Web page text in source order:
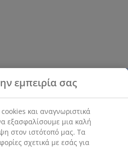
εμπειρία σας
και αναγνωριστικά
εξασφαλίσουμε μια καλή
στον ιστότοπό μας. Τα
σχετικά με εσάς για